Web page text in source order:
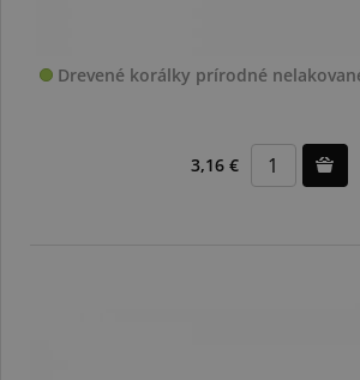
Drevené korálky prírodné
3,16 €